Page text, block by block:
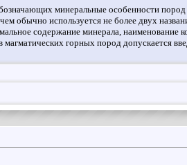
минеральные особенности пород
обычно используется не более двух
содержание минерала, наименование
горных пород допускается